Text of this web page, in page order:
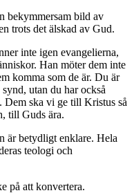
bekymmersam bild av
trots det älskad av Gud.
inte igen evangelierna,
Han möter dem inte
komma som de är. Du är
utan du har också
Dem ska vi ge till Kristus så
till Guds ära.
är betydligt enklare. Hela
teologi och
på att konvertera.